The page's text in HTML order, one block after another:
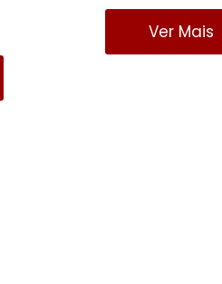
Ver Mais